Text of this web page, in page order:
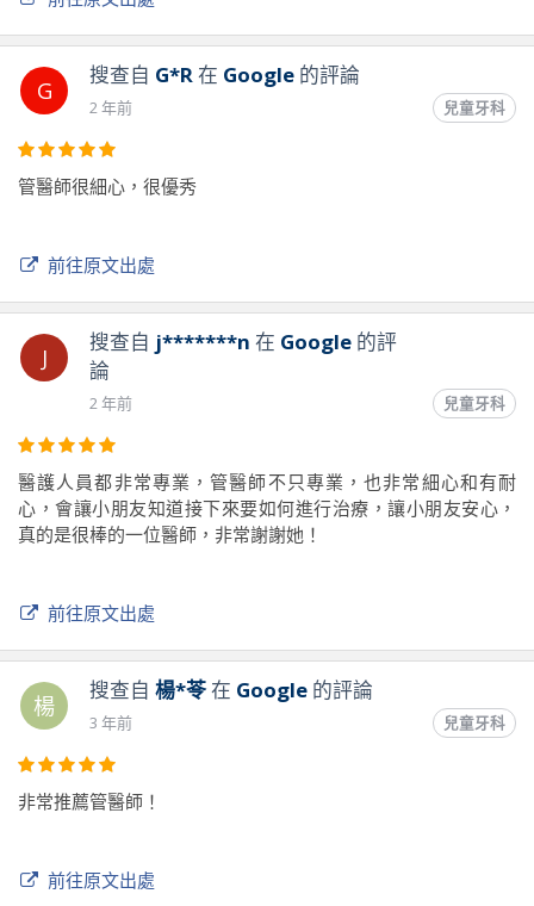
G
搜查自 G*R 在 Google的評論
2 年前 兒童牙科
管醫師很細心，很優秀
前往原文出處
J
搜查自 j*******n 在 Google的評
論
2 年前 兒童牙科
醫護人員都非常專業，管醫師不只專業，也非常細心和有耐
心，會讓小朋友知道接下來要如何進行治療，讓小朋友安心，
真的是很棒的一位醫師，非常謝謝她！
前往原文出處
楊
搜查自 楊*苓在 Google的評論
3 年前 兒童牙科
非常推薦管醫師！
前往原文出處